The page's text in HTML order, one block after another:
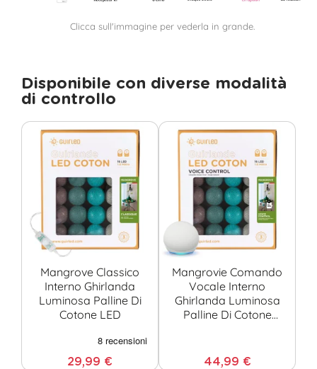
Clicca sull'immagine per vederla in grande.
Disponibile con diverse modalità
di controllo
Mangrove Classico
Interno Ghirlanda
Luminosa Palline Di
Cotone LED
29,99 €
Mangrovie Comando
Vocale Interno
Ghirlanda Luminosa
Palline Di Cotone
44,99 €